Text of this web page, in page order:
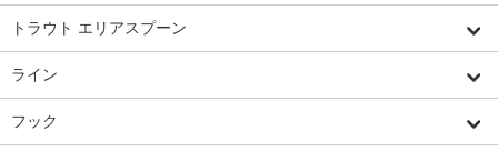
トラウト エリアスプーン
ライン
フック